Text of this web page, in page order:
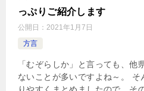
っぷりご紹介します
公開日： 2021年1月7日
方言
「むぞらしか」と言っても、他
ないことが多いですよね～。